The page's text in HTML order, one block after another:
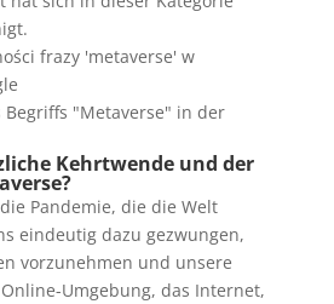
Begriffs "Metaverse" in der
Kehrtwende und der
Pandemie, die die Welt
eindeutig dazu gezwungen,
vorzunehmen und unsere
Umgebung, das Internet,